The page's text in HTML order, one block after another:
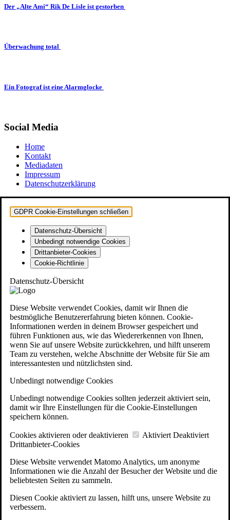
Der „Alte Ami“ Rik De Lisle ist gestorben
Überwachung total
Ein Fotograf ist eine Alarmglocke
Social Media
Home
Kontakt
Mediadaten
Impressum
Datenschutzerklärung
GDPR Cookie-Einstellungen schließen
Datenschutz-Übersicht
Unbedingt notwendige Cookies
Drittanbieter-Cookies
Cookie-Richtlinie
Datenschutz-Übersicht
Diese Website verwendet Cookies, damit wir Ihnen die
bestmögliche Benutzererfahrung bieten können. Cookie-
Informationen werden in deinem Browser gespeichert und
führen Funktionen aus, wie das Wiedererkennen von Ihnen,
wenn Sie auf unsere Website zurückkehren, und hilft unserem
Team zu verstehen, welche Abschnitte der Website für Sie am
interessantesten und nützlichsten sind.
Unbedingt notwendige Cookies
Unbedingt notwendige Cookies sollten jederzeit aktiviert sein,
damit wir Ihre Einstellungen für die Cookie-Einstellungen
speichern können.
Cookies aktivieren oder deaktivieren Aktiviert Deaktiviert
Drittanbieter-Cookies
Diese Website verwendet Matomo Analytics, um anonyme
Informationen wie die Anzahl der Besucher der Website und die
beliebtesten Seiten zu sammeln.
Diesen Cookie aktiviert zu lassen, hilft uns, unsere Website zu
verbessern.